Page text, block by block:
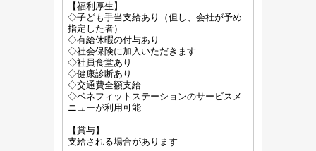
【福利厚生】
◇子ども手当支給あり（但し、会社が予め
指定した者）
◇有給休暇の付与あり
◇社会保険に加入いただきます
◇社員食堂あり
◇健康診断あり
◇交通費全額支給
◇ベネフィットステーションのサービスメ
ニューが利用可能
【賞与】
支給される場合があります